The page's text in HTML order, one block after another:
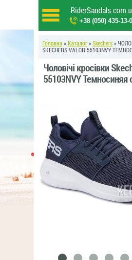
+38 (050) 435-13-
Головна » Каталог» Skechers »
SKECHERS VALOR 55103NVY
Чоловічі кросівки
55103NVY Темносиняя